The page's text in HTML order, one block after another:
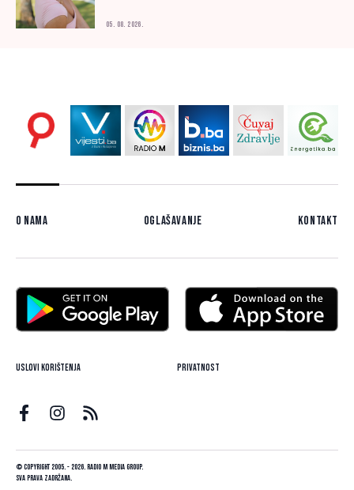
05. 08. 2026.
O nama Oglašavanje Kontakt
Uslovi korištenja Privatnost
© Copyright 2005. - 2026. Radio M Media Group.
Sva prava zadržana.